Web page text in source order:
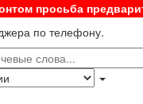
просьба
по телефону.